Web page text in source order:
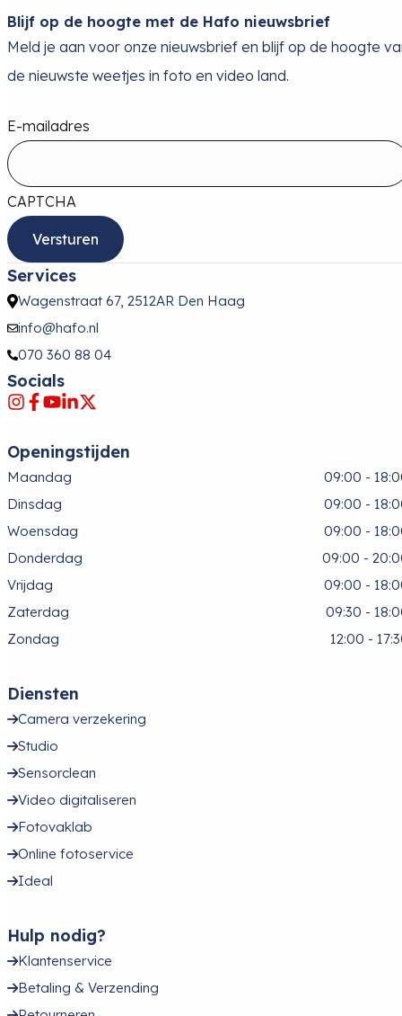
Blijf op de hoogte met de Hafo nieuwsbrief
Meld je aan voor onze nieuwsbrief en blijf op de hoogte
de nieuwste weetjes in foto en video land.
E-mailadres
CAPTCHA
Services
Wagenstraat 67, 2512AR Den Haag
info@hafo.nl
070 360 88 04
Socials
Openingstijden
Maandag
09:00 -
Dinsdag
09:00 -
Woensdag
09:00 -
Donderdag
09:00 -
Vrijdag
09:00 -
Zaterdag
09:30 -
Zondag
12:00 -
Diensten
Camera verzekering
Studio
Sensorclean
Video digitaliseren
Fotovaklab
Online fotoservice
Ideal
Hulp nodig?
Klantenservice
Betaling & Verzending